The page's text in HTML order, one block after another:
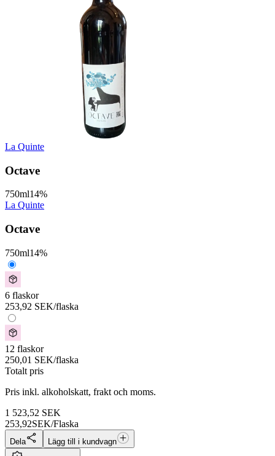
La Quinte
Octave
750ml14%
La Quinte
Octave
750ml14%
6 flaskor
253,92 SEK/flaska
12 flaskor
250,01 SEK/flaska
Totalt pris
Pris inkl. alkoholskatt, frakt och moms.
1 523,52 SEK
253,92SEK/Flaska
Dela Lägg till i kundvagn